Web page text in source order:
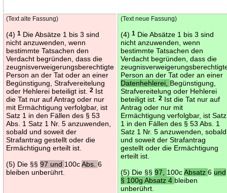
(Text alte Fassung)
(4)1 Die Absätze 1 bis 3 sind
nicht anzuwenden, wenn
bestimmte Tatsachen den
Verdacht begründen, dass die
zeugnisverweigerungsberechtigte
Person an der Tat oder an einer
Begünstigung, Strafvereitelung
oder Hehlerei beteiligt ist.2 Ist
die Tat nur auf Antrag oder nur
mit Ermächtigung verfolgbar, ist
Satz 1 in den Fällen des § 53
Abs. 1 Satz 1 Nr. 5 anzuwenden,
sobald und soweit der
Strafantrag gestellt oder die
Ermächtigung erteilt ist.
(5) Die §§97 und 100cAbs.6
bleiben unberührt.
(Text neue Fassung)
(4)1 Die Absätze 1 bis 3 sind
nicht anzuwenden, wenn
bestimmte Tatsachen den
Verdacht begründen, dass die
Person an der Tat oder an einer
Datenhehlerei, Begünstigung,
Strafvereitelung oder Hehlerei
beteiligt ist.2 Ist die Tat nur auf
Antrag oder nur mit
Ermächtigung verfolgbar, ist Satz
1 in den Fällen des § 53 Abs. 1
Satz 1 Nr. 5 anzuwenden, sobald
und soweit der Strafantrag
gestellt oder die Ermächtigung
erteilt ist.
(5) Die §§97, 100cAbsatz6 und
§ 100g Absatz 4 bleiben
unberührt.